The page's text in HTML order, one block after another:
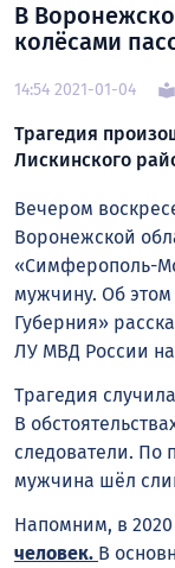
В
колёсами
14:54 2021-01-04
Трагедия
Лискинского
Вечером
Воронежской
«Симферополь-
мужчину. Об этом
Губерния»
ЛУ МВД России
Трагедия
В
следователи. По
мужчина шёл
Напомним, в
человек. В